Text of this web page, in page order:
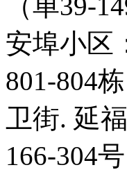
（单39-
安埠小区
801-804
卫街. 延
166-304